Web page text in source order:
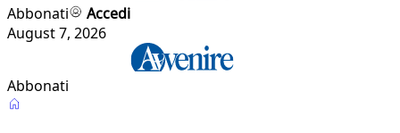
Abbonati
Accedi
August 7, 2026
Abbonati